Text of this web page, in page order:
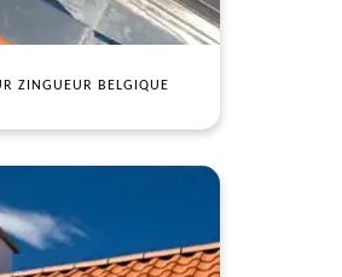
ZINGUEUR BELGIQUE